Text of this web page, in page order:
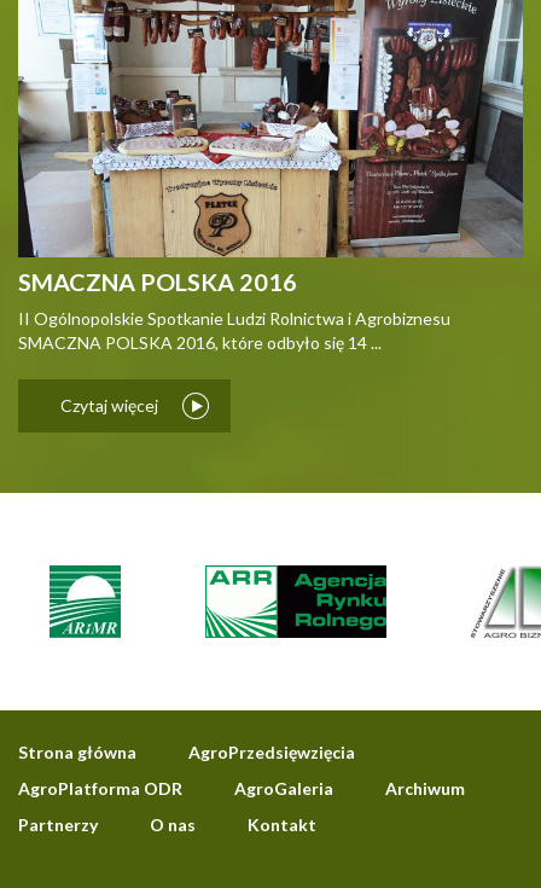
SMACZNA POLSKA 2016
II Ogólnopolskie Spotkanie Ludzi Rolnictwa i Agrobiznesu
SMACZNA POLSKA 2016, które odbyło się 14 ...
Czytaj więcej
Strona główna
AgroPrzedsięwzięcia
AgroPlatforma ODR
AgroGaleria
Archiwum
Partnerzy
O nas Kontakt